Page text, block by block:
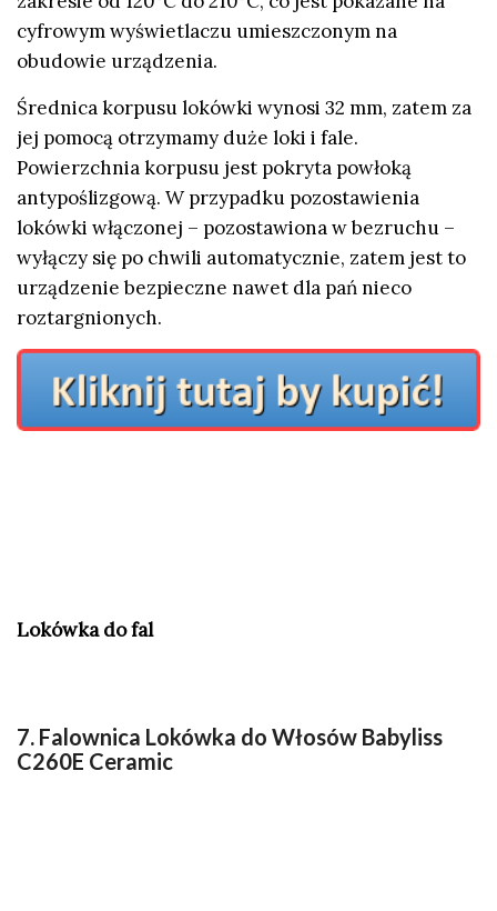
cyfrowym wyświetlaczu umieszczonym na
obudowie urządzenia.
Średnica korpusu lokówki wynosi 32 mm, zatem za
jej pomocą otrzymamy duże loki i fale.
Powierzchnia korpusu jest pokryta powłoką
antypoślizgową. W przypadku pozostawienia
lokówki włączonej – pozostawiona w bezruchu –
wyłączy się po chwili automatycznie, zatem jest to
urządzenie bezpieczne nawet dla pań nieco
roztargnionych.
Lokówka do fal
7. Falownica Lokówka do Włosów Babyliss
C260E Ceramic